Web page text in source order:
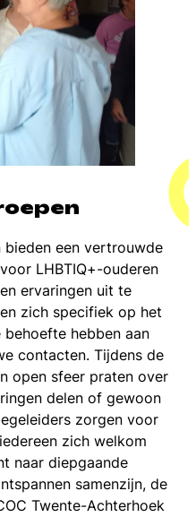
een vertrouwde
LHBTIQ+-ouderen
ervaringen uit te
zich specifiek op het
hebben aan
contacten. Tijdens de
open sfeer praten over
delen of gewoon
zorgen voor
zich welkom
naar diepgaande
samenzijn, de
Twente-Achterhoek